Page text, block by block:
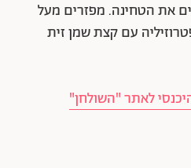
את הטחינה. מפזרים מעל
עם קצת שמן זית
לאתר "השולחן"